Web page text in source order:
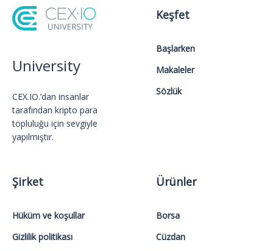
University
CEX.IO.’dan insanlar
tarafından kripto para
topluluğu için sevgiyle
yapılmıştır.
Keşfet
Başlarken
Makaleler
Sözlük
Şirket
Hüküm ve koşullar
Gizlilik politikası
Ürünler
Borsa
Cüzdan